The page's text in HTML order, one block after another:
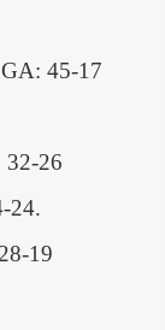
45-17
32-26
24.
19